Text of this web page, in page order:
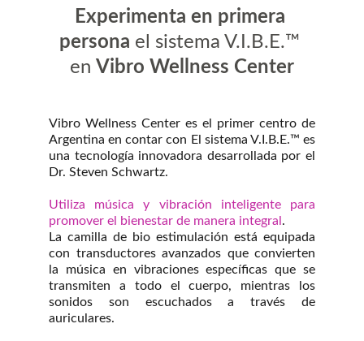
Vibro Wellness Center es el primer centro de
Argentina en contar con El sistema V.I.B.E.™ es
una tecnología innovadora desarrollada por el
Dr. Steven Schwartz.
Utiliza música y vibración inteligente para
promover el bienestar de manera integral .
La camilla de bio estimulación está equipada
con transductores avanzados que convierten
la música en vibraciones específicas que se
transmiten a todo el cuerpo, mientras los
sonidos son escuchados a través de
auriculares.
Experimenta en primera
persona el sistema V.I.B.E.™
en Vibro Wellness Center